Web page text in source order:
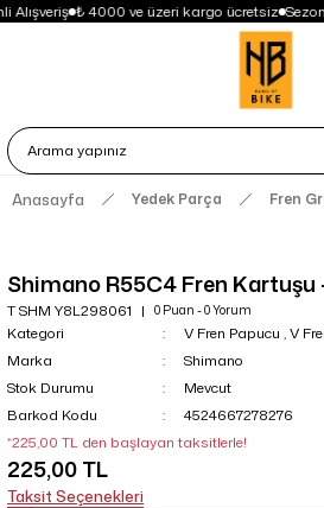
Alışveriş ₺ 4000 ve üzeri kargo ücretsiz
Anasayfa Yedek Parça Fren
Shimano R55C4 Fren
T SHM Y8L298061 0 Puan - 0 Yorum
Kategori V Fren Papucu ,V
Marka
Shimano
Stok Durumu
Mevcut
Barkod Kodu
4524667278276
*225,00 TL den başlayan taksitlerle!
225,00 TL
Taksit Seçenekleri